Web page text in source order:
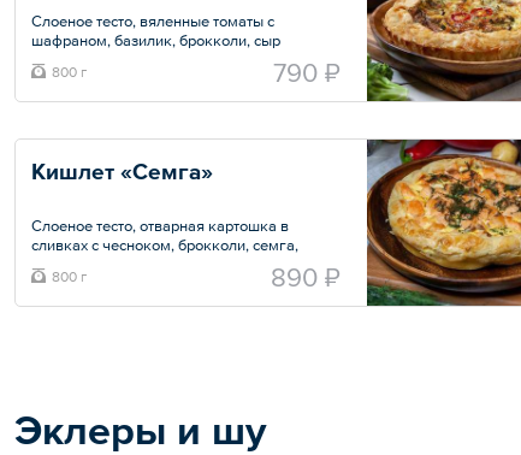
Слоеное тесто, вяленные томаты с
шафраном, базилик, брокколи, сыр
Моцарелла, яично-сливочная заливка,
соль, перец.
800 г 790 ₽
Кишлет «Семга»
Слоеное тесто, отварная картошка в
сливках с чесноком, брокколи, семга,
укроп, яично-сливочная заливка, соль,
перец.
800 г 890 ₽
Эклеры и шу